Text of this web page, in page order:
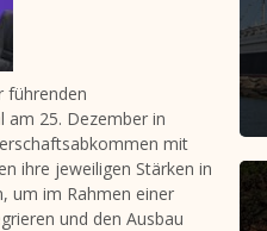
führenden
am 25. Dezember in
mit
ihre jeweiligen Stärken in
um im Rahmen einer
und den Ausbau